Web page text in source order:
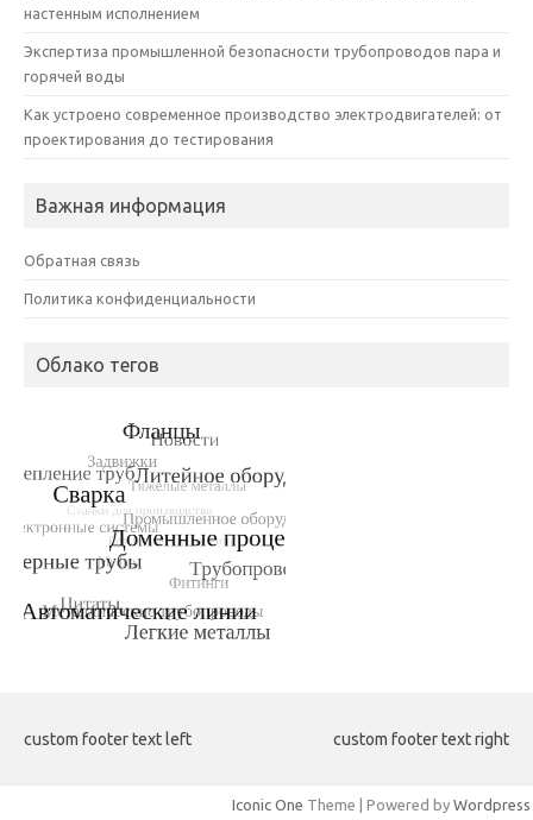
настенным исполнением
Экспертиза промышленной безопасности трубопроводов пара и
горячей воды
Как устроено современное производство электродвигателей: от
проектирования до тестирования
Важная информация
Обратная связь
Политика конфиденциальности
Облако тегов
custom footer text left custom footer text right
Iconic One Theme | Powered by Wordpress